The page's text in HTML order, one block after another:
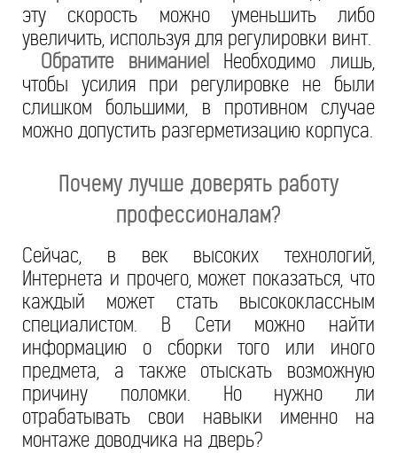
эту скорость можно уменьшить либо
увеличить, используя для регулировки винт.
Обратите внимание! Необходимо лишь,
чтобы усилия при регулировке не были
слишком большими, в противном случае
можно допустить разгерметизацию корпуса.
Почему лучше доверять работу
профессионалам?
Сейчас, в век высоких технологий,
Интернета и прочего, может показаться, что
каждый может стать высококлассным
специалистом. В Сети можно найти
информацию о сборки того или иного
предмета, а также отыскать возможную
причину поломки. Но нужно ли
отрабатывать свои навыки именно на
монтаже доводчика на дверь?